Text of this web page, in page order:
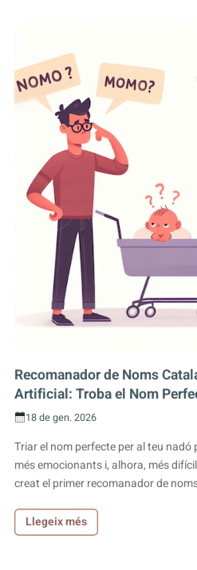
Recomanador de Noms
Artificial: Troba el Nom
18 de gen. 2026
Triar el nom perfecte per al teu nadó
més emocionants i, alhora, més
creat el primer recomanador de
Llegeix més